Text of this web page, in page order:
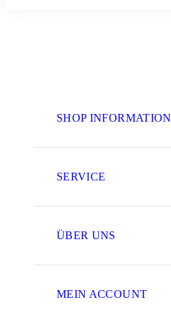
SHOP INFORMATION
SERVICE
ÜBER UNS
MEIN ACCOUNT